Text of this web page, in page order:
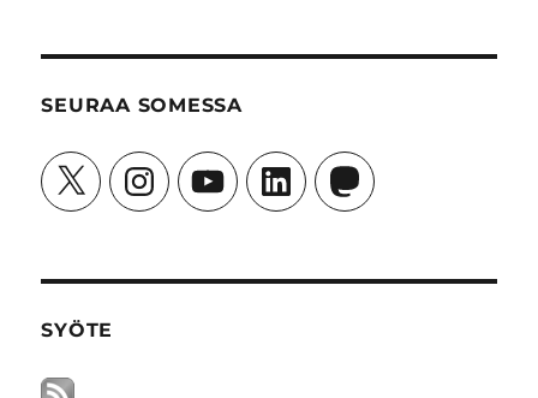
SEURAA SOMESSA
X InstagramYouTubeLinkedInMastodon
SYÖTE